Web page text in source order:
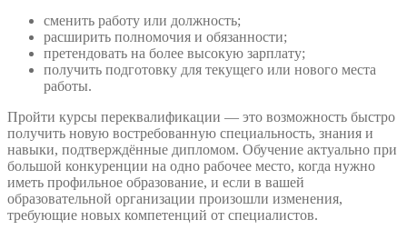
сменить работу или должность;
расширить полномочия и обязанности;
претендовать на более высокую зарплату;
получить подготовку для текущего или нового места
работы.
Пройти курсы переквалификации — это возможность быстро
получить новую востребованную специальность, знания и
навыки, подтверждённые дипломом. Обучение актуально при
большой конкуренции на одно рабочее место, когда нужно
иметь профильное образование, и если в вашей
образовательной организации произошли изменения,
требующие новых компетенций от специалистов.